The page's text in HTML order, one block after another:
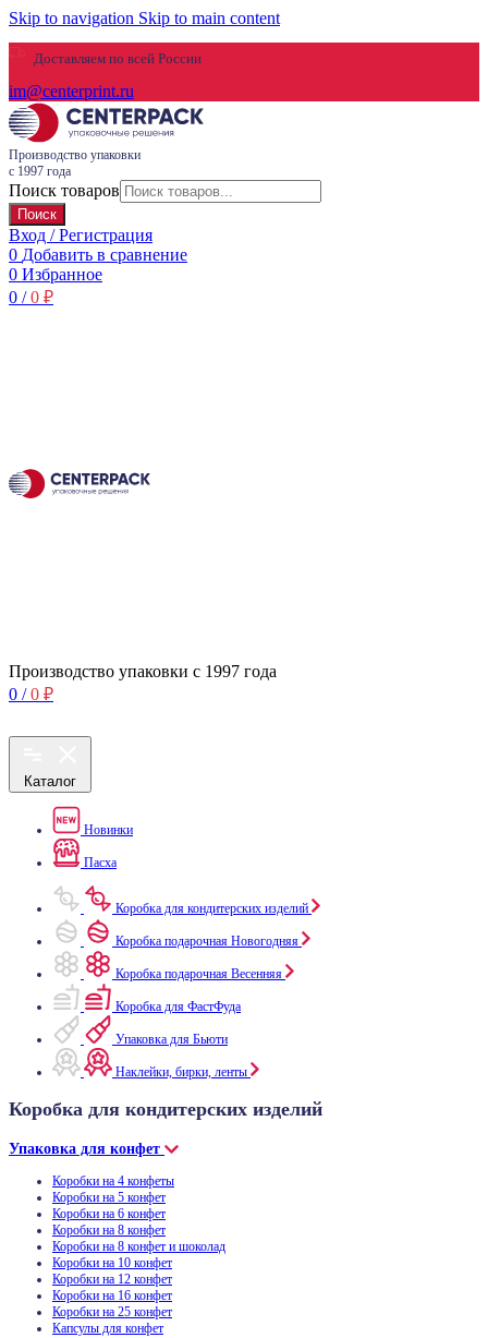
Skip to navigation Skip to main content
Доставляем по всей России
im@centerprint.ru
Производство упаковки
с 1997 года
Поиск товаров
Поиск
Вход / Регистрация
0 Добавить в сравнение
0 Избранное
0 / 0 ₽
Производство упаковки с 1997 года
0 / 0 ₽
Каталог
Новинки
Пасха
Коробка для кондитерских изделий
Коробка подарочная Новогодняя
Коробка подарочная Весенняя
Коробка для ФастФуда
Упаковка для Бьюти
Наклейки, бирки, ленты
Коробка для кондитерских изделий
Упаковка для конфет
Коробки на 4 конфеты
Коробки на 5 конфет
Коробки на 6 конфет
Коробки на 8 конфет
Коробки на 8 конфет и шоколад
Коробки на 10 конфет
Коробки на 12 конфет
Коробки на 16 конфет
Коробки на 25 конфет
Капсулы для конфет